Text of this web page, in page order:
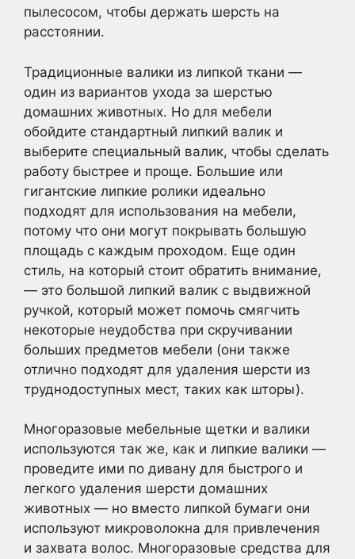
пылесосом, чтобы держать шерсть на
расстоянии.
Традиционные валики из липкой ткани —
один из вариантов ухода за шерстью
домашних животных. Но для мебели
обойдите стандартный липкий валик и
выберите специальный валик, чтобы сделать
работу быстрее и проще. Большие или
гигантские липкие ролики идеально
подходят для использования на мебели,
потому что они могут покрывать большую
площадь с каждым проходом. Еще один
стиль, на который стоит обратить внимание,
— это большой липкий валик с выдвижной
ручкой, который может помочь смягчить
некоторые неудобства при скручивании
больших предметов мебели (они также
отлично подходят для удаления шерсти из
труднодоступных мест, таких как шторы).
Многоразовые мебельные щетки и валики
используются так же, как и липкие валики —
проведите ими по дивану для быстрого и
легкого удаления шерсти домашних
животных — но вместо липкой бумаги они
используют микроволокна для привлечения
и захвата волос. Многоразовые средства для